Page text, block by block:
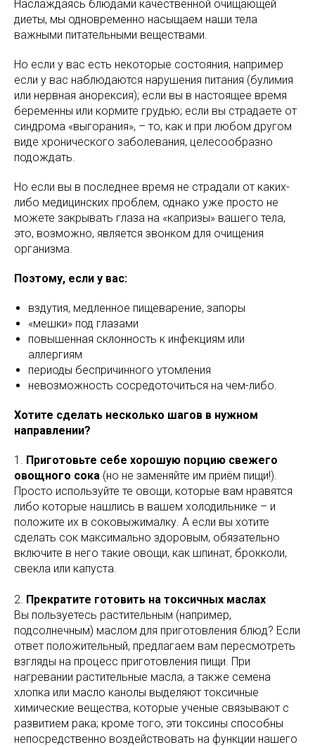
Наслаждаясь блюдами качественной очищающей
диеты, мы одновременно насыщаем наши тела
важными питательными веществами.
Но если у вас есть некоторые состояния, например
если у вас наблюдаются нарушения питания (булимия
или нервная анорексия); если вы в настоящее время
беременны или кормите грудью; если вы страдаете от
синдрома «выгорания», – то, как и при любом другом
виде хронического заболевания, целесообразно
подождать.
Но если вы в последнее время не страдали от каких-
либо медицинских проблем, однако уже просто не
можете закрывать глаза на «капризы» вашего тела,
это, возможно, является звонком для очищения
организма.
Поэтому, если у вас:
вздутия, медленное пищеварение, запоры
«мешки» под глазами
повышенная склонность к инфекциям или
аллергиям
периоды беспричинного утомления
невозможность сосредоточиться на чем-либо.
Хотите сделать несколько шагов в нужном
направлении?
1. Приготовьте себе хорошую порцию свежего
овощного сока (но не заменяйте им приём пищи!).
Просто используйте те овощи, которые вам нравятся
либо которые нашлись в вашем холодильнике – и
положите их в соковыжималку. А если вы хотите
сделать сок максимально здоровым, обязательно
включите в него такие овощи, как шпинат, брокколи,
свекла или капуста.
2. Прекратите готовить на токсичных маслах
Вы пользуетесь растительным (например,
подсолнечным) маслом для приготовления блюд? Если
ответ положительный, предлагаем вам пересмотреть
взгляды на процесс приготовления пищи. При
нагревании растительные масла, а также семена
хлопка или масло канолы выделяют токсичные
химические вещества, которые ученые связывают с
развитием рака; кроме того, эти токсины способны
непосредственно воздействовать на функции нашего